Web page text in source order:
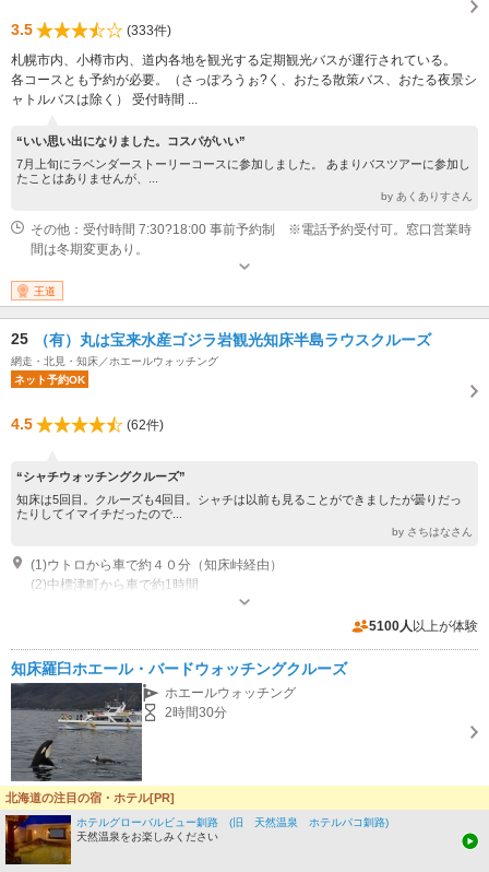
3.5
(333件)
札幌市内、小樽市内、道内各地を観光する定期観光バスが運行されている。
各コースとも予約が必要。（さっぽろうぉ?く、おたる散策バス、おたる夜景シ
ャトルバスは除く） 受付時間 ...
“いい思い出になりました。コスパがいい”
7月上旬にラベンダーストーリーコースに参加しました。 あまりバスツアーに参加し
たことはありませんが、...
by あくありすさん
その他：受付時間 7:30?18:00 事前予約制 ※電話予約受付可。窓口営業時
間は冬期変更あり。
王道
25 （有）丸は宝来水産ゴジラ岩観光知床半島ラウスクルーズ
網走・北見・知床／ホエールウォッチング
ネット予約OK
4.5 (62件)
“シャチウォッチングクルーズ”
知床は5回目。クルーズも4回目。シャチは以前も見ることができましたが曇りだっ
たりしてイマイチだったので...
by さちはなさん
(1)ウトロから車で約４０分（知床峠経由）
(2)中標津町から車で約1時間
5100人 以上が体験
知床羅臼ホエール・バードウォッチングクルーズ
ホエールウォッチング
2時間30分
大人（中学生以上）
8,500円～
北海道の注目の宿・ホテル[PR]
ホテルグローバルビュー釧路 (旧 天然温泉 ホテルパコ釧路)
天然温泉をお楽しみください